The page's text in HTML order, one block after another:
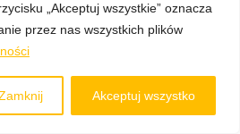
„Akceptuj wszystkie” oznacza
przez nas wszystkich plików
Akceptuj wszystko